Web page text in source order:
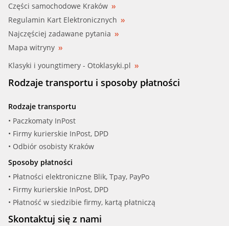
Części samochodowe Kraków
Regulamin Kart Elektronicznych
Najczęściej zadawane pytania
Mapa witryny
Klasyki i youngtimery - Otoklasyki.pl
Rodzaje transportu i sposoby płatności
Rodzaje transportu
• Paczkomaty InPost
• Firmy kurierskie InPost, DPD
• Odbiór osobisty Kraków
Sposoby płatności
• Płatności elektroniczne Blik, Tpay, PayPo
• Firmy kurierskie InPost, DPD
• Płatność w siedzibie firmy, kartą płatniczą
Skontaktuj się z nami